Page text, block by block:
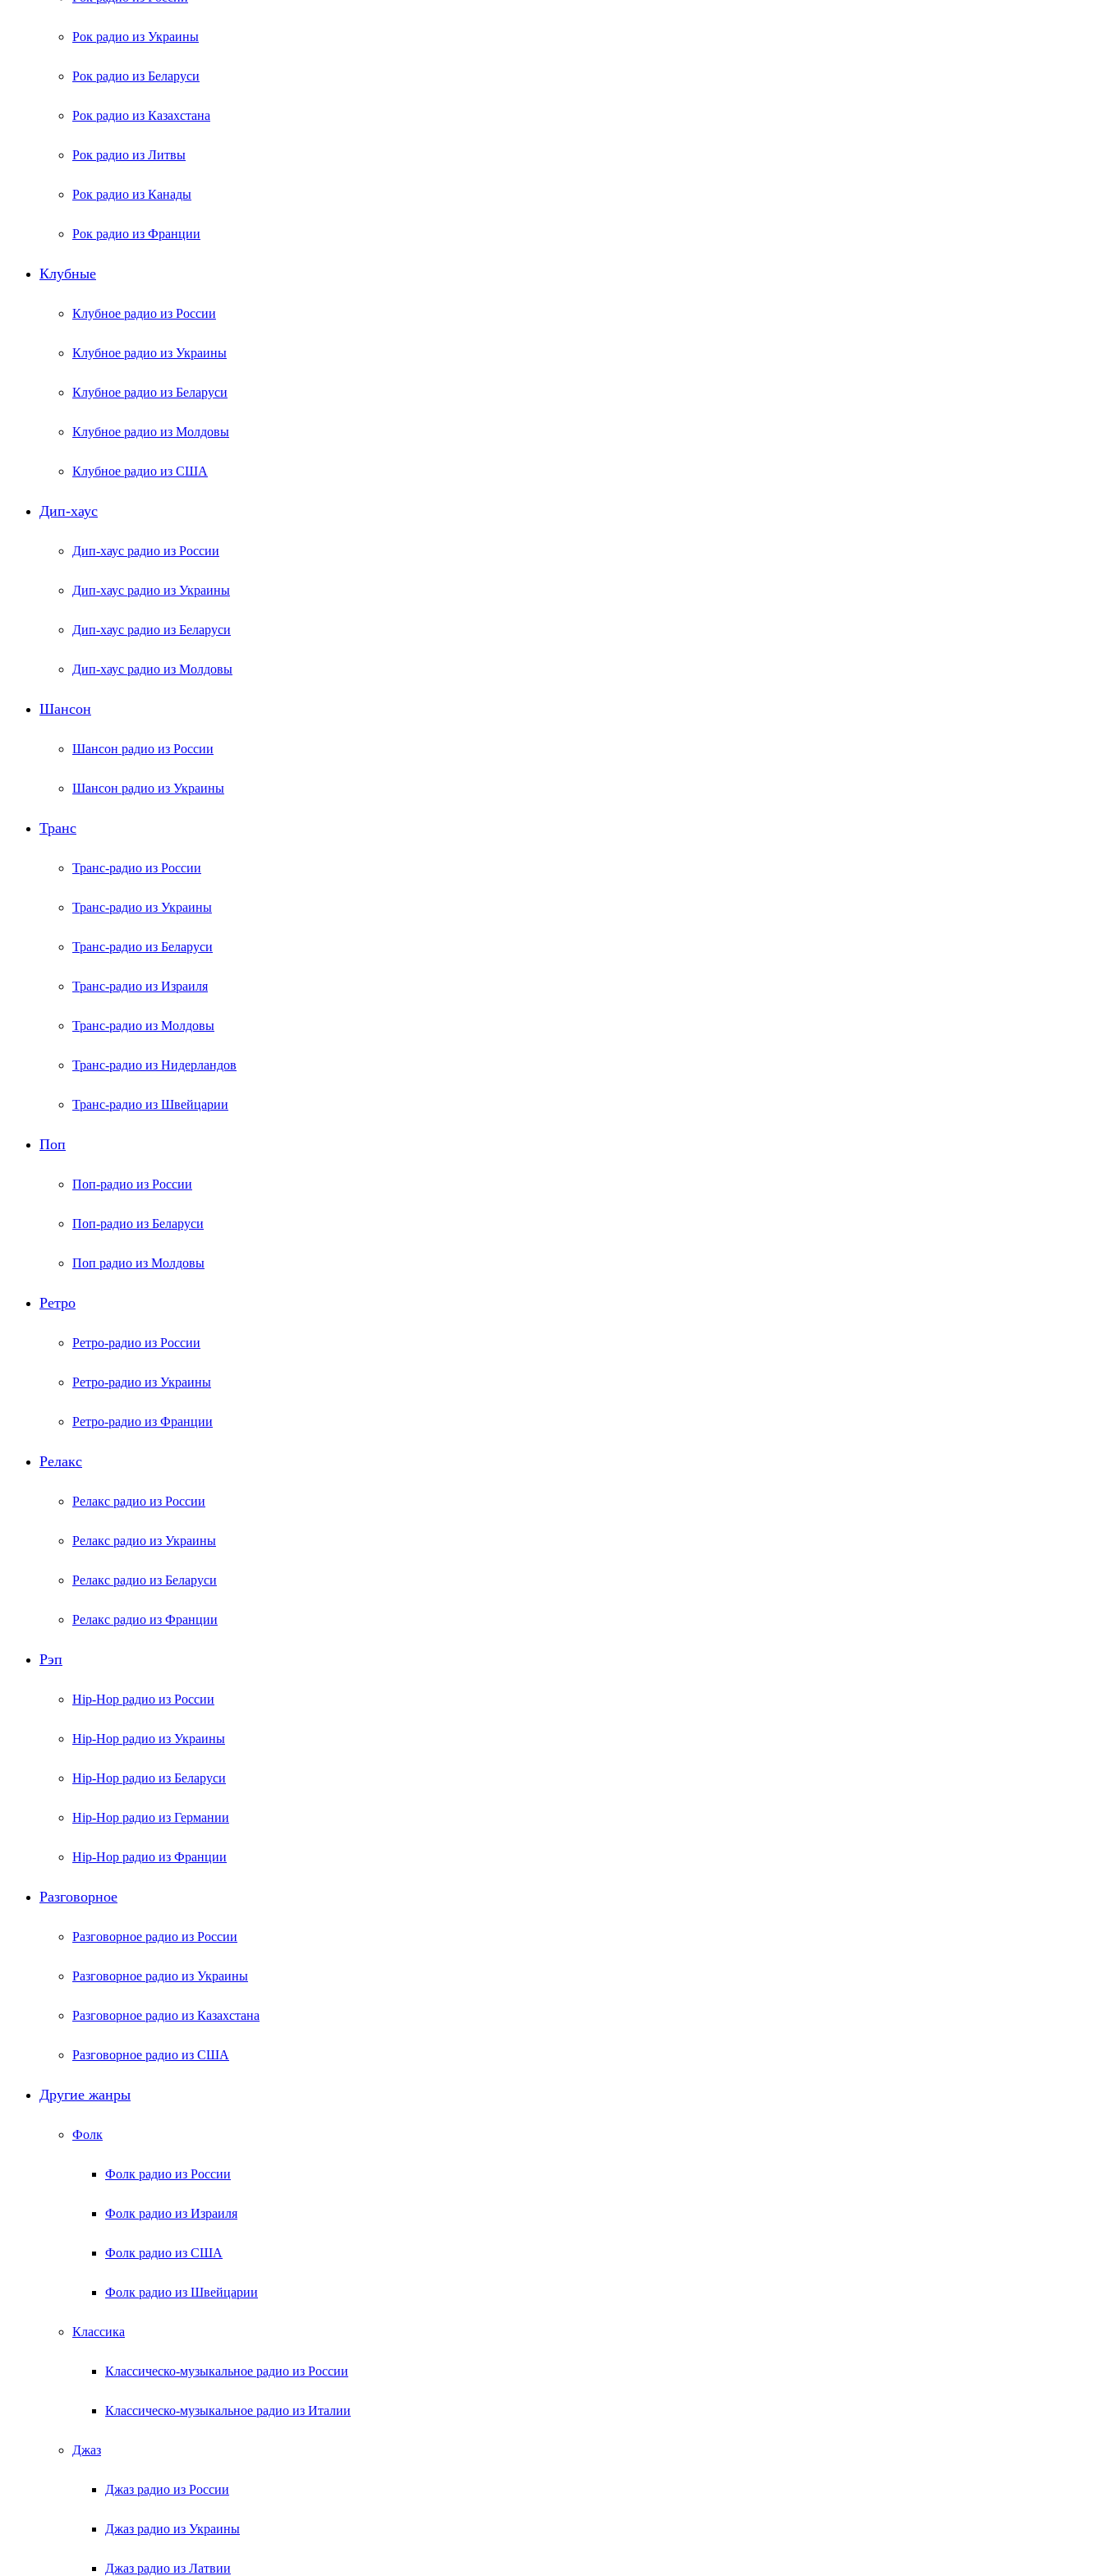
Рок радио из Украины
Рок радио из Беларуси
Рок радио из Казахстана
Рок радио из Литвы
Рок радио из Канады
Рок радио из Франции
Клубные
Клубное радио из России
Клубное радио из Украины
Клубное радио из Беларуси
Клубное радио из Молдовы
Клубное радио из США
Дип-хаус
Дип-хаус радио из России
Дип-хаус радио из Украины
Дип-хаус радио из Беларуси
Дип-хаус радио из Молдовы
Шансон
Шансон радио из России
Шансон радио из Украины
Транс
Транс-радио из России
Транс-радио из Украины
Транс-радио из Беларуси
Транс-радио из Израиля
Транс-радио из Молдовы
Транс-радио из Нидерландов
Транс-радио из Швейцарии
Поп
Поп-радио из России
Поп-радио из Беларуси
Поп радио из Молдовы
Ретро
Ретро-радио из России
Ретро-радио из Украины
Ретро-радио из Франции
Релакс
Релакс радио из России
Релакс радио из Украины
Релакс радио из Беларуси
Релакс радио из Франции
Рэп
Hip-Hop радио из России
Hip-Hop радио из Украины
Hip-Hop радио из Беларуси
Hip-Hop радио из Германии
Hip-Hop радио из Франции
Разговорное
Разговорное радио из России
Разговорное радио из Украины
Разговорное радио из Казахстана
Разговорное радио из США
Другие жанры
Фолк
Фолк радио из России
Фолк радио из Израиля
Фолк радио из США
Фолк радио из Швейцарии
Классика
Классическо-музыкальное радио из России
Классическо-музыкальное радио из Италии
Джаз
Джаз радио из России
Джаз радио из Украины
Джаз радио из Латвии